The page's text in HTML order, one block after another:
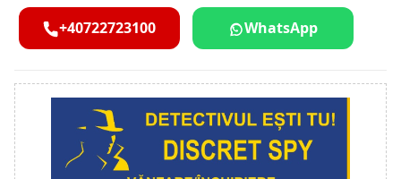
+40722723100 WhatsApp